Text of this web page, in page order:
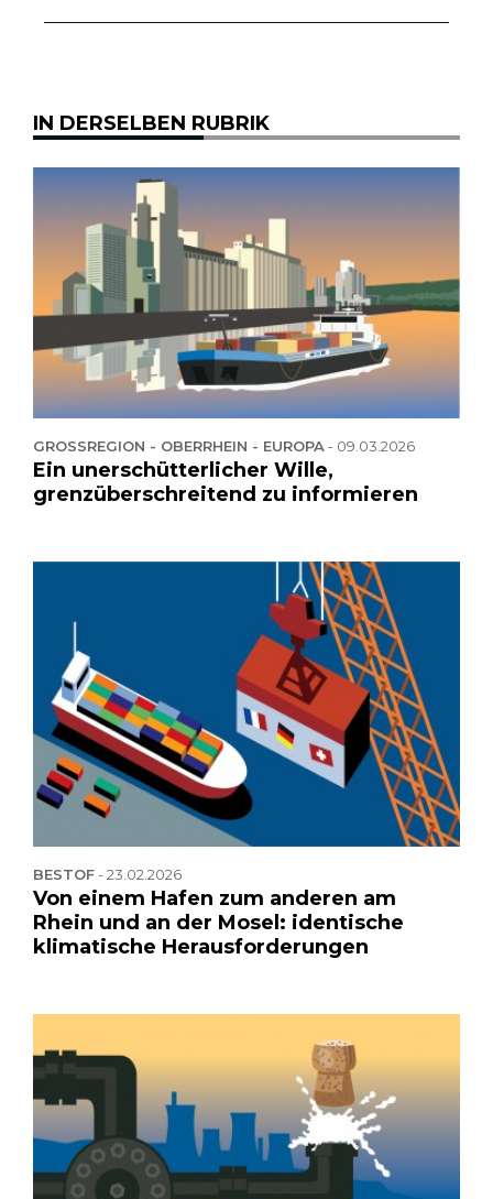
IN DERSELBEN RUBRIK
GROSSREGION - OBERRHEIN - EUROPA- 09.03.2026
Ein unerschütterlicher Wille,
grenzüberschreitend zu informieren
BESTOF-23.02.2026
Von einem Hafen zum anderen am
Rhein und an der Mosel: identische
klimatische Herausforderungen